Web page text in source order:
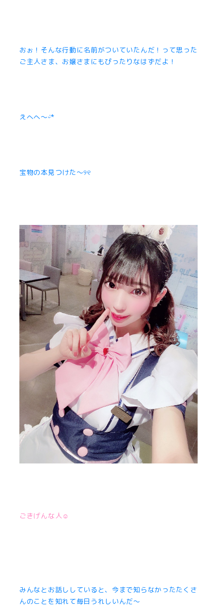
おぉ！そんな行動に名前がついていたんだ！って思った
ご主人さま、お嬢さまにもぴったりなはずだよ！
えへへ〜ᵕ̈*
宝物の本見つけた〜୨୧
ごきげんな人☺︎
みんなとお話ししていると、今まで知らなかったたくさ
んのことを知れて毎日うれしいんだ〜